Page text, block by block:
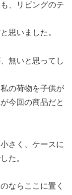
、リビングのテ
思いました。
無いと思ってし
の荷物を子供が
今回の商品だと
さく、ケースに
た。
ならここに置く